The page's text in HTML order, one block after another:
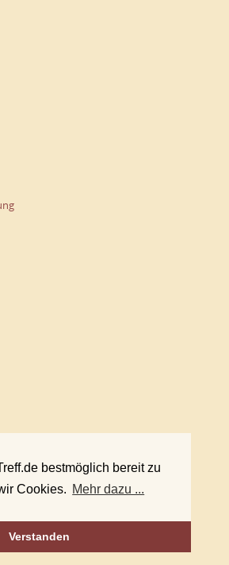
bestmöglich bereit zu
Cookies. Mehr dazu ...
Verstanden